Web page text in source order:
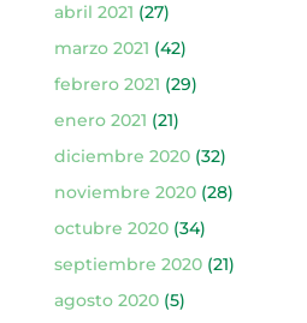
abril 2021 (27)
marzo 2021 (42)
febrero 2021 (29)
enero 2021 (21)
diciembre 2020(32)
noviembre 2020(28)
octubre 2020(34)
septiembre 2020(21)
agosto 2020(5)